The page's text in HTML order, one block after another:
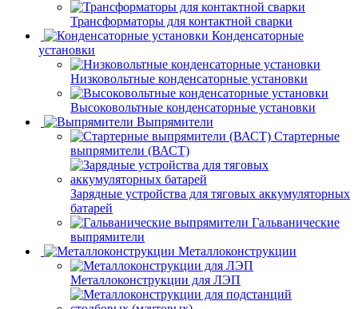
Трансформаторы для контактной сварки
Конденсаторные
установки
Низковольтные конденсаторные установки
Высоковольтные конденсаторные установки
Выпрямители
Стартерные
выпрямители (ВАСТ)
Зарядные устройства для тяговых аккумуляторных
батарей
Гальванические
выпрямители
Металлоконструкции
Металлоконструкции для ЛЭП